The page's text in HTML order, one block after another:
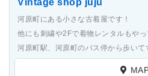
Vintage shop juju
河原町にある小さな古着屋です！
他にも刺繍や2Fで着物レンタルもやっ
河原町駅、河原町のバス停から歩いて